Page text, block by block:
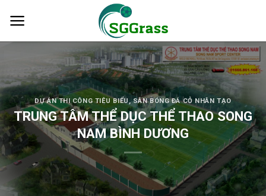
DỰ ÁN THI CÔNG TIÊU BIỂU,SÂN BÓNG ĐÁ CỎ NHÂN TẠO
TRUNG TÂM THỂ DỤC THỂ THAO SONG
NAM BÌNH DƯƠNG